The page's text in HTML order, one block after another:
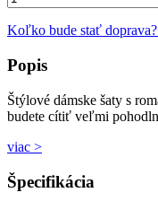
Koľko bude stať doprava?
Popis
Štýlové dámske šaty s
budete cítiť veľmi
viac >
Špecifikácia